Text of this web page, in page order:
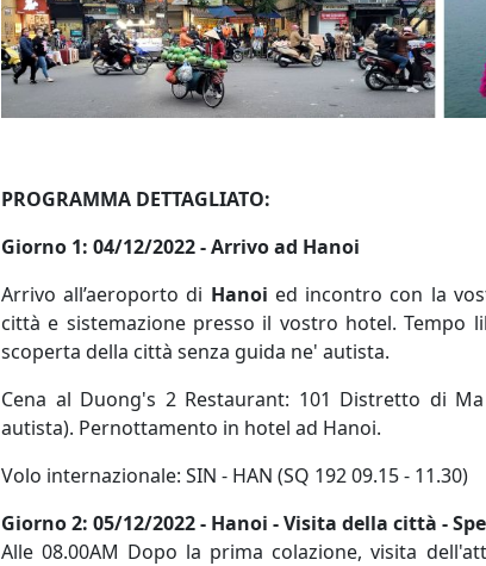
PROGRAMMA DETTAGLIATO:
Giorno 1: 04/12/2022 - Arrivo ad Hanoi
Arrivo all’aeroporto di Hanoi ed incontro con la
città e sistemazione presso il vostro hotel.
scoperta della città senza guida ne' autista.
Cena al Duong's 2 Restaurant: 101 Distretto di
autista). Pernottamento in hotel ad Hanoi.
Volo internazionale: SIN - HAN (SQ 192 09.15 - 11.30)
Giorno2: 05/12/2022 - Hanoi - Visita della città -
Alle 08.00AM Dopo la prima colazione, visita